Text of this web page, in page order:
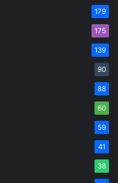
179
175
139
90
88
60
59
41
38